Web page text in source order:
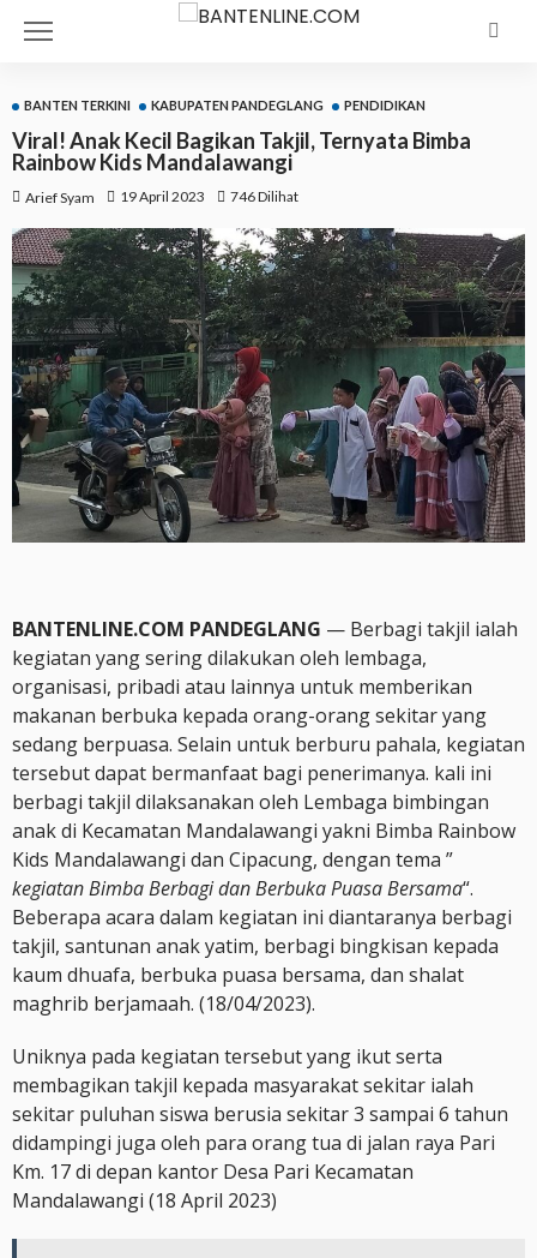
BANTEN TERKINI KABUPATEN PANDEGLANG PENDIDIKAN
Viral! Anak Kecil Bagikan Takjil, Ternyata Bimba
Rainbow Kids Mandalawangi
Arief Syam 19 April 2023 746 Dilihat
BANTENLINE.COM PANDEGLANG — Berbagi takjil ialah
kegiatan yang sering dilakukan oleh lembaga,
organisasi, pribadi atau lainnya untuk memberikan
makanan berbuka kepada orang-orang sekitar yang
sedang berpuasa. Selain untuk berburu pahala, kegiatan
tersebut dapat bermanfaat bagi penerimanya. kali ini
berbagi takjil dilaksanakan oleh Lembaga bimbingan
anak di Kecamatan Mandalawangi yakni Bimba Rainbow
Kids Mandalawangi dan Cipacung, dengan tema ”
kegiatan Bimba Berbagi dan Berbuka Puasa Bersama“.
Beberapa acara dalam kegiatan ini diantaranya berbagi
takjil, santunan anak yatim, berbagi bingkisan kepada
kaum dhuafa, berbuka puasa bersama, dan shalat
maghrib berjamaah. (18/04/2023).
Uniknya pada kegiatan tersebut yang ikut serta
membagikan takjil kepada masyarakat sekitar ialah
sekitar puluhan siswa berusia sekitar 3 sampai 6 tahun
didampingi juga oleh para orang tua di jalan raya Pari
Km. 17 di depan kantor Desa Pari Kecamatan
Mandalawangi (18 April 2023)